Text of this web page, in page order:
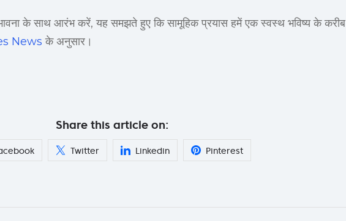
भावना के साथ आरंभ करें, यह समझते हुए कि सामूहिक प्रयास हमें एक स्वस्थ भविष्य के करीब
News के अनुसार।
Share this article on:
Twitter Linkedin Pinterest